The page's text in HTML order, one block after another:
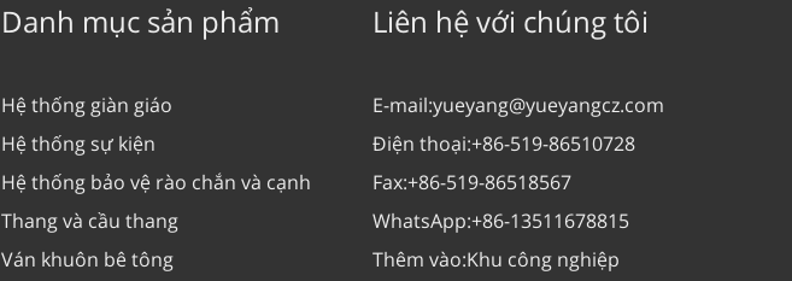
Danh mục sản phẩm
Hệ thống giàn giáo
Hệ thống sự kiện
Hệ thống bảo vệ rào chắn và cạnh
Thang và cầu thang
Ván khuôn bê tông
Liên hệ với chúng tôi
E-mail:yueyang@yueyangcz.com
Điện thoại:+86-519-86510728
Fax:+86-519-86518567
WhatsApp:+86-13511678815
Thêm vào:Khu công nghiệp